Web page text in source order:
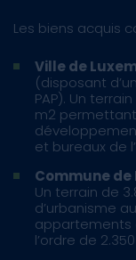
Les biens acquis
Ville de
(disposant
PAP). Un
m2
et bureaux de
Commune de
Un terrain de
d’urbanisme
appartements
l’ordre de